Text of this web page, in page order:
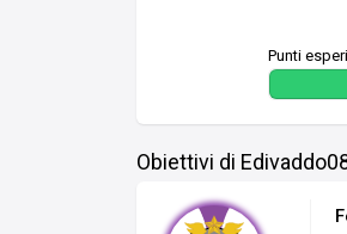
Punti
Obiettivi di